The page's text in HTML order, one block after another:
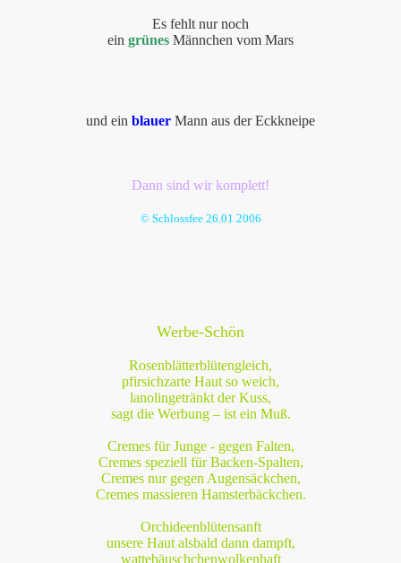
Es fehlt nur noch
ein grünes Männchen vom Mars
und ein blauer Mann aus der Eckkneipe
Dann sind wir komplett!
© Schlossfee 26.01.2006
Werbe-Schön
Rosenblätterblütengleich,
pfirsichzarte Haut so weich,
lanolingetränkt der Kuss,
sagt die Werbung – ist ein Muß.
Cremes für Junge - gegen Falten,
Cremes speziell für Backen-Spalten,
Cremes nur gegen Augensäckchen,
Cremes massieren Hamsterbäckchen.
Orchideenblütensanft
unsere Haut alsbald dann dampft,
wattebäuschchenwolkenhaft